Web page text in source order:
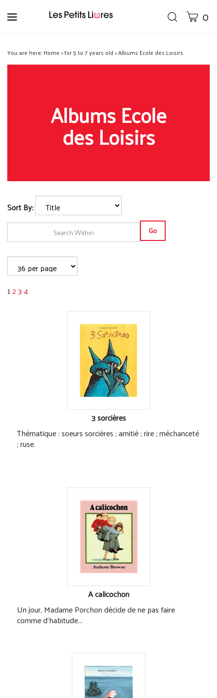
Toggle
search
CART0
You are here:Home>for 5 to 7 years old>Albums Ecole des Loisirs
Albums Ecole
des Loisirs
Sort By:
1 2 3 4
3 sorcières
Thématique : soeurs sorcières ; amitié ; rire ; méchanceté
; ruse.
A calicochon
Un jour, Madame Porchon décide de ne pas faire
comme d'habitude...